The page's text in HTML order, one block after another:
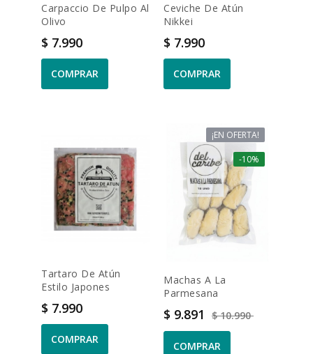
Carpaccio De Pulpo Al
Olivo
Precio
$ 7.990
COMPRAR
Ceviche De Atún
Nikkei
Precio
$ 7.990
COMPRAR
Tartaro De Atún
Estilo Japones
Precio
$ 7.990
COMPRAR
¡EN OFERTA!
-10%
Machas A La
Parmesana
Precio
$ 9.891 Precio base
$ 10.990
COMPRAR